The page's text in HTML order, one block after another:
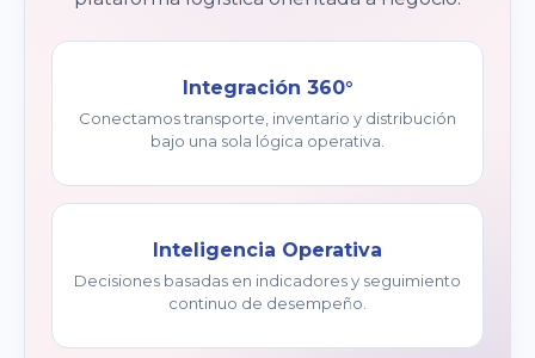
Integración 360°
Conectamos transporte, inventario y distribución
bajo una sola lógica operativa.
Inteligencia Operativa
Decisiones basadas en indicadores y seguimiento
continuo de desempeño.